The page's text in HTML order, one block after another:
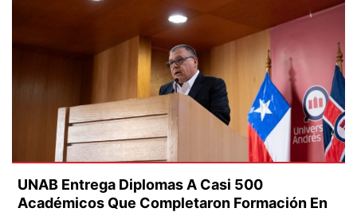
UNAB Entrega Diplomas A Casi 500
Académicos Que Completaron Formación En